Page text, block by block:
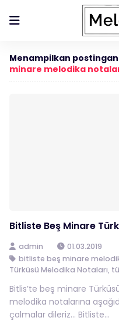
Menampilkan
minare melodika
Bitliste Beş Minare
admin
01.03.2019
bitliste beş minare
Türküsü Melodika Notaları,
Bitlis’te beş minare
melodika notalarına
çalmalar dileriz… Bitliste...